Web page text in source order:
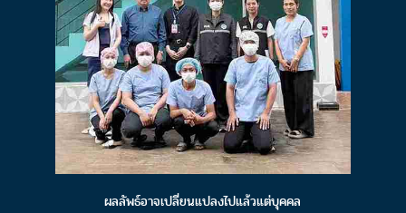
ผลลัพธ์อาจเปลี่ยนแปลงไปแล้วแต่บุคคล